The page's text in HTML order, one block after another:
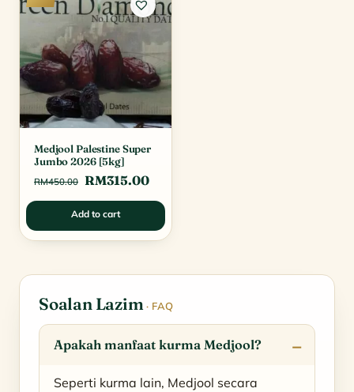
Medjool Palestine Super
Jumbo 2026 [5kg]
RM450.00 Original
price
was:
RM450.00.
RM315.00Current
price
RM315.00.
Add to cart
Soalan Lazim· FAQ
Apakah manfaat kurma Medjool?
Seperti kurma lain, Medjool secara